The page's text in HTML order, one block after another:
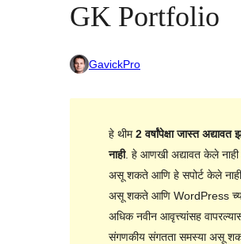
GK Portfolio
GavickPro
हे थीम2 वर्षांपेक्षा जास्त अद्यावत
नाही. हे आणखी अद्यावत केले
असू शकते आणि हे सपोर्ट केले
असू शकते आणि WordPress
अधिक नवीन आवृत्त्यांसह
संगणकीय संगतता समस्या असू